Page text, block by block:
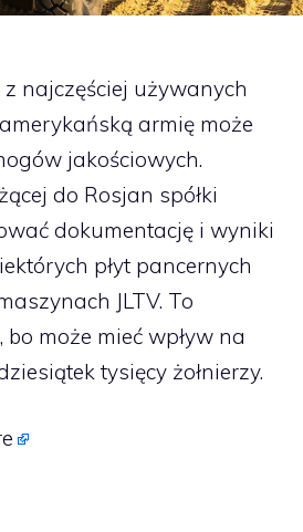
najczęściej używanych
armię może
jakościowych.
do Rosjan spółki
dokumentację i wyniki
płyt pancernych
JLTV. To
może mieć wpływ na
tysięcy żołnierzy.